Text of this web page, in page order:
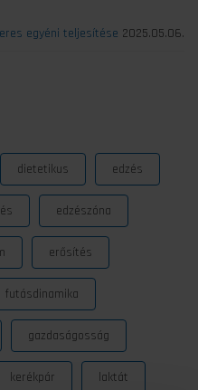
egyéni teljesítése 2025.05.06.
dietetikus edzés
edzészóna
erősítés
futásdinamika
gazdaságosság
kerékpár laktát